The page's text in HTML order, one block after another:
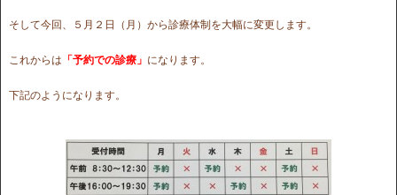
そして今回、５月２日（月）から診療体制を大幅に変更します。
これからは 「予約での診療」 になります。
下記のようになります。